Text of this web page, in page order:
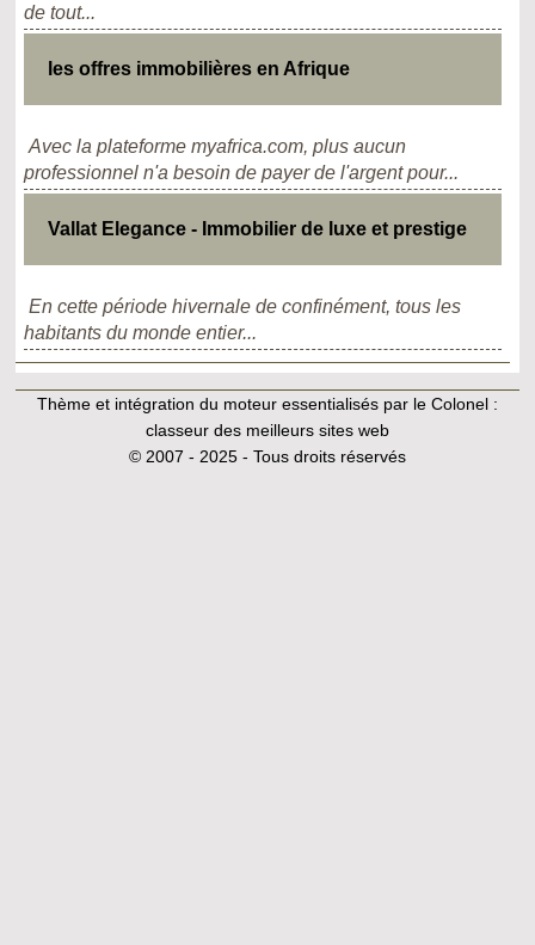
de tout...
les offres immobilières en Afrique
Avec la plateforme myafrica.com, plus aucun
professionnel n'a besoin de payer de l'argent pour...
Vallat Elegance - Immobilier de luxe et prestige
En cette période hivernale de confinément, tous les
habitants du monde entier...
Thème et intégration du moteur essentialisés par le Colonel :
classeur des meilleurs sites web
© 2007 - 2025 - Tous droits réservés